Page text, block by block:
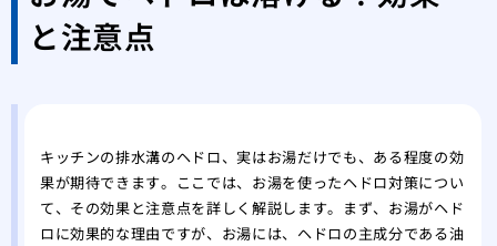
洗
方
特
処法
と注意点
キッチンの排水溝のヘドロ、実はお湯だけでも、ある程度の効
果が期待できます。ここでは、お湯を使ったヘドロ対策につい
て、その効果と注意点を詳しく解説します。まず、お湯がヘド
ロに効果的な理由ですが、お湯には、ヘドロの主成分である油